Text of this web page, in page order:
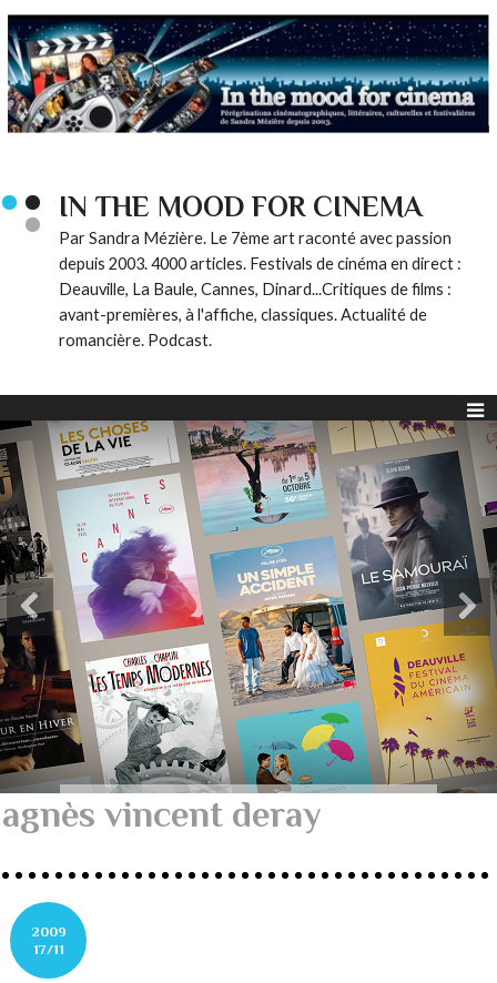
IN THE MOOD FOR CINEMA
Par Sandra Mézière. Le 7ème art raconté avec passion
depuis 2003. 4000 articles. Festivals de cinéma en direct :
Deauville, La Baule, Cannes, Dinard...Critiques de films :
avant-premières, à l'affiche, classiques. Actualité de
romancière. Podcast.
agnès vincent deray
2009
17/11